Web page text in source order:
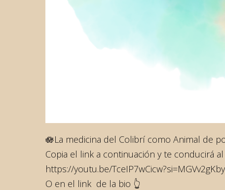
🪷La medicina del Colibrí como Animal de
Copia el link a continuación y te conducirá al
https://youtu.be/
O en el link de la bio 👆